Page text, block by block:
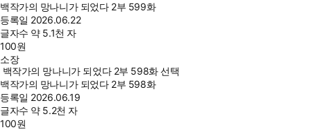
백작가의 망나니가 되었다 2부 599화
등록일 2026.06.22
글자수 약 5.1천 자
100원
소장
백작가의 망나니가 되었다 2부 598화 선택
백작가의 망나니가 되었다 2부 598화
등록일 2026.06.19
글자수 약 5.2천 자
100원